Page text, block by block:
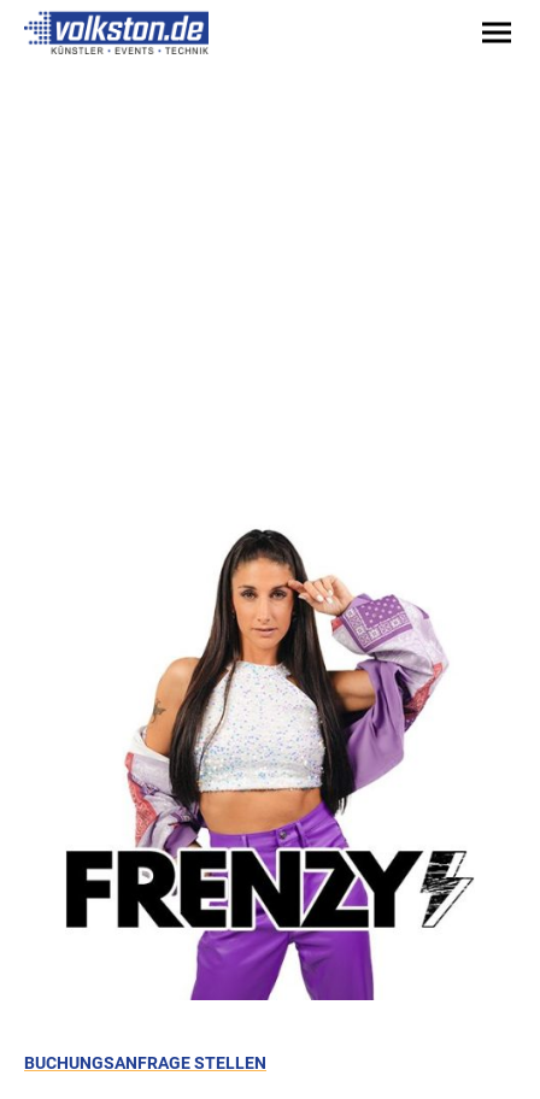
BUCHUNGSANFRAGE STELLEN